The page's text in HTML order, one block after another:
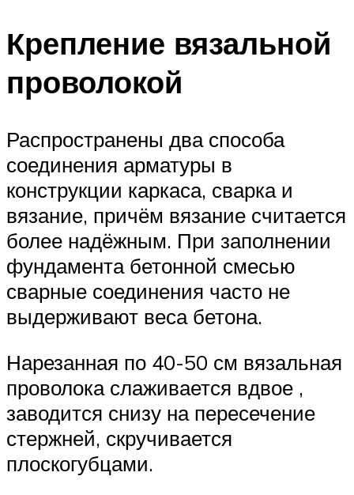
Крепление вязальной
проволокой
Распространены два способа
соединения арматуры в
конструкции каркаса, сварка и
вязание, причём вязание считается
более надёжным. При заполнении
фундамента бетонной смесью
сварные соединения часто не
выдерживают веса бетона.
Нарезанная по 40-50 см вязальная
проволока слаживается вдвое ,
заводится снизу на пересечение
стержней, скручивается
плоскогубцами.